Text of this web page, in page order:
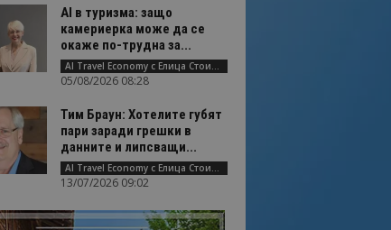
AI в туризма: защо
камериерка може да се
окаже по-трудна за...
AI Travel Economy с Елица Стоилова
05/08/2026 08:28
Тим Браун: Хотелите губят
пари заради грешки в
данните и липсващи...
AI Travel Economy с Елица Стоилова
13/07/2026 09:02